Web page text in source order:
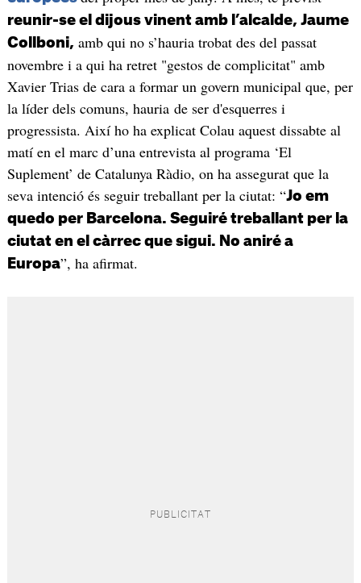
reunir-se el dijous vinent amb l’alcalde, Jaume
Collboni, amb qui no s’hauria trobat des del passat
novembre i a qui ha retret "gestos de complicitat" amb
Xavier Trias de cara a formar un govern municipal que, per
la líder dels comuns, hauria de ser d'esquerres i
progressista. Així ho ha explicat Colau aquest dissabte al
matí en el marc d’una entrevista al programa ‘El
Suplement’ de Catalunya Ràdio, on ha assegurat que la
seva intenció és seguir treballant per la ciutat: “Jo em
quedo per Barcelona. Seguiré treballant per la
ciutat en el càrrec que sigui. No aniré a
Europa”, ha afirmat.